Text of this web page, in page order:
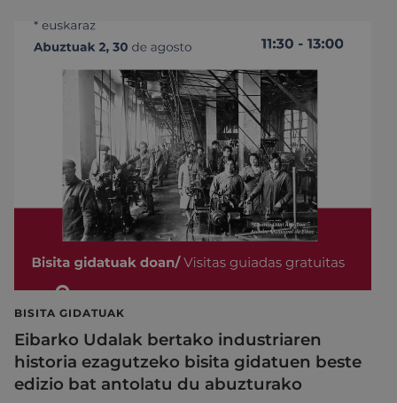
BISITA GIDATUAK
Eibarko Udalak bertako industriaren
historia ezagutzeko bisita gidatuen beste
edizio bat antolatu du abuzturako